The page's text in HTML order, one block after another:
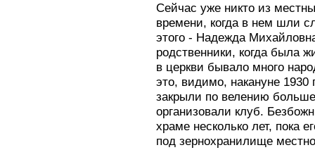
Сейчас уже никто из
времени, когда в нем шли
этого - Надежда
родственники, когда была
в церкви бывало много
это, видимо, накануне
закрыли по велению
организовали клуб.
храме несколько лет, пока
под зернохранилище